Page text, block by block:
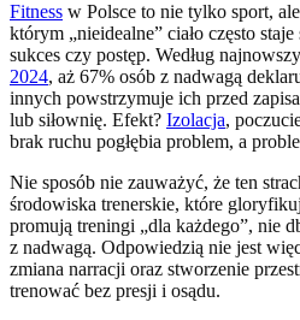
Fitness w Polsce to nie tylko sport,
którym „nieidealne” ciało często
sukces czy postęp. Według
2024, aż 67% osób z nadwagą
innych powstrzymuje ich przed
lub siłownię. Efekt? Izolacja,
brak ruchu pogłębia problem, a
Nie sposób nie zauważyć, że ten
środowiska trenerskie, które
promują treningi „dla każdego”, nie
z nadwagą. Odpowiedzią nie jest więc
zmiana narracji oraz stworzenie
trenować bez presji i osądu.